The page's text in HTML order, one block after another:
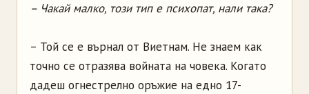
– Чакай малко, този тип е психопат, нали така?
– Той се е върнал от Виетнам. Не знаем как
точно се отразява войната на човека. Когато
дадеш огнестрелно оръжие на едно 17-